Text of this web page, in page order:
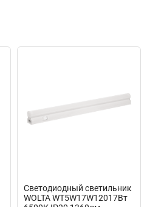
Светодиодный светильник
WOLTA WT5W17W12017Вт